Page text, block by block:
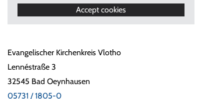
Accept cookies
Evangelischer Kirchenkreis Vlotho
Lennéstraße 3
32545 Bad Oeynhausen
05731 / 1805-0